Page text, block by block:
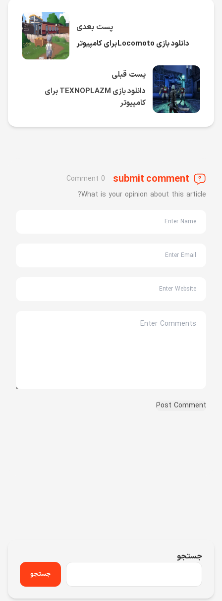
پست قبلی
دانلود بازی TEXNOPLAZM برای
کامپیوتر
پست بعدی
دانلود بازی Locomoto برای کامپیوتر
submit comment
0 Comment
What is your opinion about this article?
جستجو
جستجو